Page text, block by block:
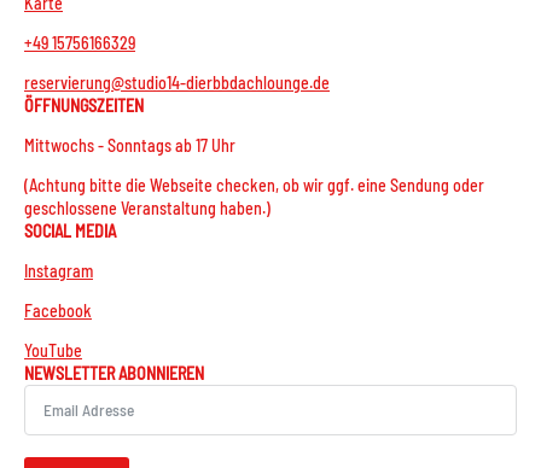
+49 15756166329
reservierung@studio14-dierbbdachlounge.de
ÖFFNUNGSZEITEN
Mittwochs - Sonntags ab 17 Uhr
(Achtung bitte die Webseite checken, ob wir ggf. eine Sendung oder
geschlossene Veranstaltung haben.)
SOCIAL MEDIA
Instagram
Facebook
YouTube
NEWSLETTER ABONNIEREN